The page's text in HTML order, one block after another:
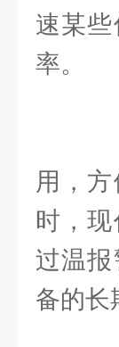
速某
率。
用，
时，
过温
备的长